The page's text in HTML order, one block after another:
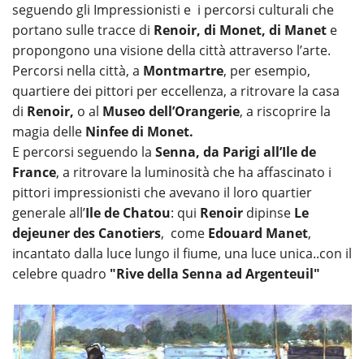
seguendo gli Impressionisti e i percorsi culturali che
portano sulle tracce di Renoir, di Monet, di Manet e
propongono una visione della città attraverso l’arte.
Percorsi nella città, a Montmartre, per esempio,
quartiere dei pittori per eccellenza, a ritrovare la casa
di Renoir, o al Museo dell’Orangerie, a riscoprire la
magia delle Ninfee di Monet.
E percorsi seguendo la Senna, da Parigi all’Ile de
France, a ritrovare la luminosità che ha affascinato i
pittori impressionisti che avevano il loro quartier
generale all’Ile de Chatou: qui Renoir dipinse Le
dejeuner des Canotiers, come Edouard Manet,
incantato dalla luce lungo il fiume, una luce unica..con il
celebre quadro "Rive della Senna ad Argenteuil"